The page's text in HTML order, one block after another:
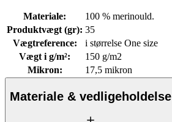
Materiale:
100 % merinould.
Produktvægt (gr): 35
Vægtreference:
i størrelse One size
Vægt i g/m²:
150 g/m2
Mikron: 17,5 mikron
Materiale & vedligeholdelse